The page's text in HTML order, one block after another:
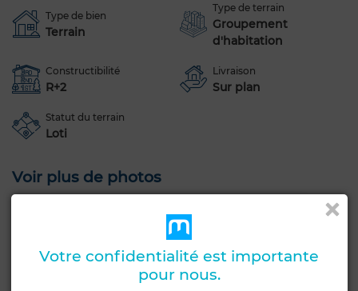
Type de bien
Terrain
Type de terrain
Groupement
d'habitation
Constructibilité
R+2
Livraison
Sur plan
Statut du terrain
Loti
Voir plus de photos
Votre confidentialité est importante
pour nous.